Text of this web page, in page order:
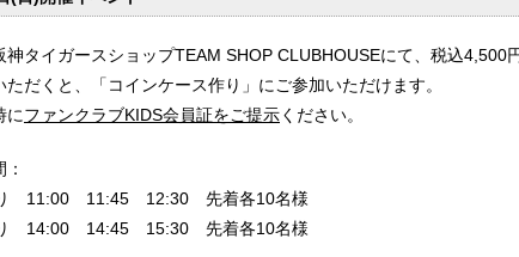
神タイガースショップTEAM SHOP CLUBHOUSEにて、税込4,500
ただくと、「コインケース作り」にご参加いただけます。
にファンクラブKIDS会員証をご提示ください。
11:00 11:45 12:30 先着各10名様
14:00 14:45 15:30 先着各10名様